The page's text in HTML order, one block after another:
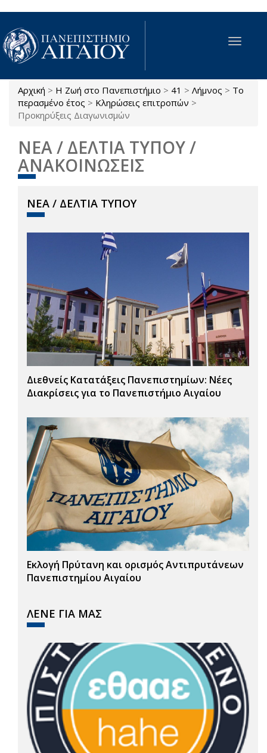
Παράκαμψη προς το κυρίως περιεχόμενο
Toggle
Είστε εδώ
Αρχική > Η Ζωή στο Πανεπιστήμιο > 41 > Λήμνος > Το
περασμένο έτος > Κληρώσεις επιτροπών >
Προκηρύξεις Διαγωνισμών
ΝΕΑ / ΔΕΛΤΙΑ ΤΥΠΟΥ /
ΑΝΑΚΟΙΝΩΣΕΙΣ
ΝΕΑ / ΔΕΛΤΙΑ ΤΥΠΟΥ
Διεθνείς Κατατάξεις Πανεπιστημίων: Νέες
Διακρίσεις για το Πανεπιστήμιο Αιγαίου
Εκλογή Πρύτανη και ορισμός Αντιπρυτάνεων
Πανεπιστημίου Αιγαίου
ΛΕΝΕ ΓΙΑ ΜΑΣ